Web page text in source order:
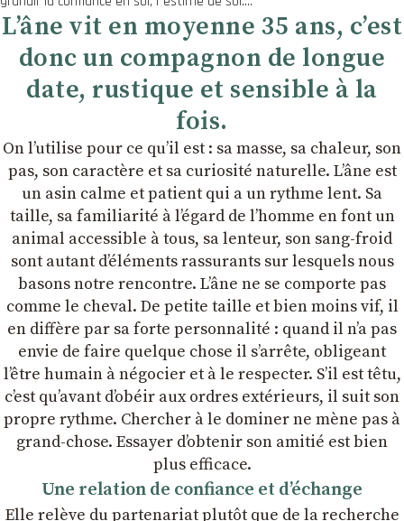
Lʼâne vit en moyenne 35 ans, cʼest
donc un compagnon de longue
date, rustique et sensible à la
fois.
On lʼutilise pour ce quʼil est : sa masse, sa chaleur, son
pas, son caractère et sa curiosité naturelle. Lʼâne est
un asin calme et patient qui a un rythme lent. Sa
taille, sa familiarité à lʼégard de lʼhomme en font un
animal accessible à tous, sa lenteur, son sang-froid
sont autant dʼéléments rassurants sur lesquels nous
basons notre rencontre. Lʼâne ne se comporte pas
comme le cheval. De petite taille et bien moins vif, il
en diffère par sa forte personnalité : quand il nʼa pas
envie de faire quelque chose il sʼarrête, obligeant
lʼêtre humain à négocier et à le respecter. Sʼil est têtu,
cʼest quʼavant dʼobéir aux ordres extérieurs, il suit son
propre rythme. Chercher à le dominer ne mène pas à
grand-chose. Essayer dʼobtenir son amitié est bien
plus efficace.
Une relation de confiance et dʼéchange
Elle relève du partenariat plutôt que de la recherche